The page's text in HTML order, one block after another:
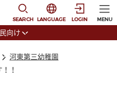
SEARCH
選択すると言語の切
LANGUAGE LOGIN MENU
向け
河東第三幼稚園
！